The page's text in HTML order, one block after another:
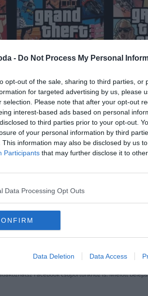
- Do Not Process My Personal
opt-out of the sale, sharing to third parties, or
for targeted advertising by us, please
selection. Please note that after your opt-out
interest-based ads based on personal
to third parties prior to your opt-out.
of your personal information by third
This information may also be disclosed by us
Participants that may further disclose it to
Data Processing Opt Outs
Data Deletion Data Access
a játékra? Csak igazi
Facebook csoportunkhoz is. Mielőtt